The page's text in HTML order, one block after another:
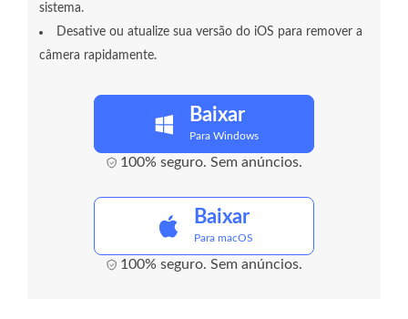
sistema.
Desative ou atualize sua versão do iOS para remover a
câmera rapidamente.
Baixar
Para Windows
100% seguro. Sem anúncios.
Baixar
Para macOS
100% seguro. Sem anúncios.